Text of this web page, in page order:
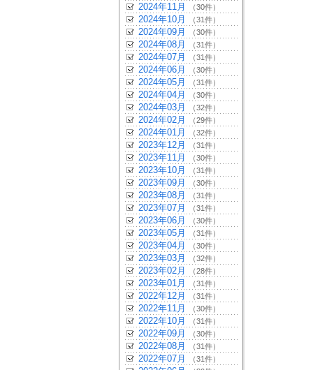
2024年11月 （30件）
2024年10月 （31件）
2024年09月 （30件）
2024年08月 （31件）
2024年07月 （31件）
2024年06月 （30件）
2024年05月 （31件）
2024年04月 （30件）
2024年03月 （32件）
2024年02月 （29件）
2024年01月 （32件）
2023年12月 （31件）
2023年11月 （30件）
2023年10月 （31件）
2023年09月 （30件）
2023年08月 （31件）
2023年07月 （31件）
2023年06月 （30件）
2023年05月 （31件）
2023年04月 （30件）
2023年03月 （32件）
2023年02月 （28件）
2023年01月 （31件）
2022年12月 （31件）
2022年11月 （30件）
2022年10月 （31件）
2022年09月 （30件）
2022年08月 （31件）
2022年07月 （31件）